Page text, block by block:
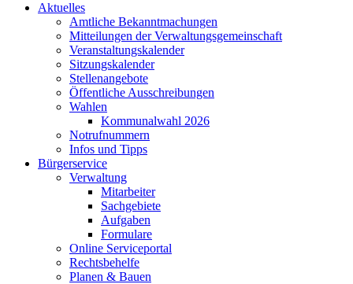
Aktuelles
Amtliche Bekanntmachungen
Mitteilungen der Verwaltungsgemeinschaft
Veranstaltungskalender
Sitzungskalender
Stellenangebote
Öffentliche Ausschreibungen
Wahlen
Kommunalwahl 2026
Notrufnummern
Infos und Tipps
Bürgerservice
Verwaltung
Mitarbeiter
Sachgebiete
Aufgaben
Formulare
Online Serviceportal
Rechtsbehelfe
Planen & Bauen